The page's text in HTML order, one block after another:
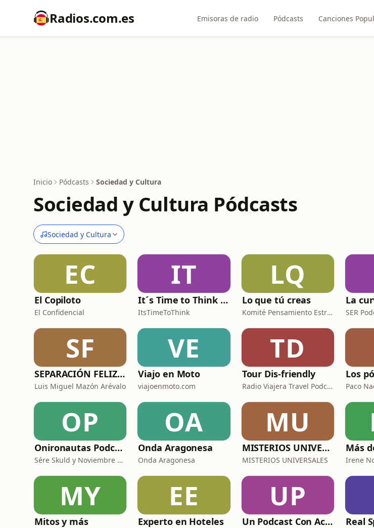
Radios.com.es Emisoras de radio Pódcasts Canciones
Inicio Pódcasts Sociedad y Cultura
Sociedad y Cultura Pódcasts
Sociedad y Cultura
EC
El Copiloto
El Confidencial
IT
It´s Time to Think - ¿Nos paramos a pensar?
ItsTimeToThink
LQ
Lo que tú creas
Komité Pensamiento Estratégico
La
SER
SF
SEPARACIÓN FELIZ : Psicología, Dolor y Renacimiento
Luis Miguel Mazón Arévalo
VE
Viajo en Moto
viajoenmoto.com
TD
Tour Dis-friendly
Radio Viajera Travel Podcast Paco
OP
Onironautas Podcast
Sére Skuld y Noviembre Nocturno
OA
Onda Aragonesa
Onda Aragonesa
MU
MISTERIOS UNIVERSALES con Artur Homs
MISTERIOS UNIVERSALES
Más
Irene
MY
Mitos y más
EE
Experto en Hoteles
UP
Un Podcast Con Acento - Daniel Fopiani